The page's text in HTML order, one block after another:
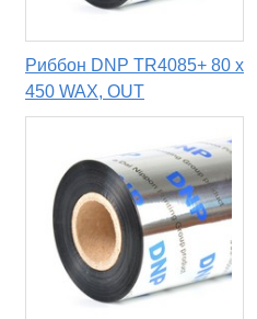
Риббон DNP TR4085+ 80 x
450 WAX, OUT